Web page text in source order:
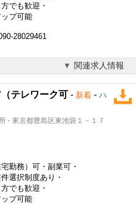
でも歓迎・
プ可能
28029461
関連求人情報
テレワーク可 - 新着 - ハ
- 東京都豊島区東池袋１－１７
勤務）可・副業可・
選択制度あり・
でも歓迎・
プ可能